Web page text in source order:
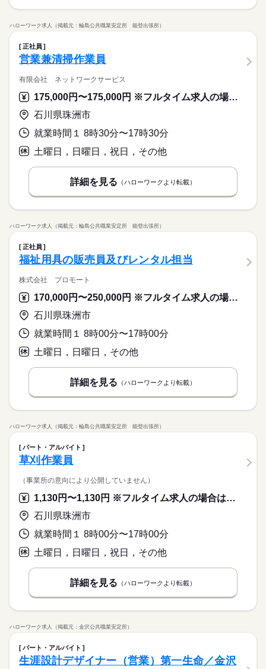
ハローワーク求人（掲載元：輪島公共職業安定所 能登出張所）
正社員
営業兼清掃作業員
有限会社 ネットワークサービス
175,000円〜175,000円 ※フルタイム求人の場合は月額（換算額）、パート求人の場合は時間額を表示しています。
石川県珠洲市
就業時間１ 8時30分〜17時30分
土曜日，日曜日，祝日，その他
詳細を見る （ハローワークより転載）
ハローワーク求人（掲載元：輪島公共職業安定所 能登出張所）
正社員
福祉用具の販売員及びレンタル担当
株式会社 プロモート
170,000円〜250,000円 ※フルタイム求人の場合は月額（換算額）、パート求人の場合は時間額を表示しています。
石川県珠洲市
就業時間１ 8時00分〜17時00分
土曜日，日曜日，その他
詳細を見る （ハローワークより転載）
ハローワーク求人（掲載元：輪島公共職業安定所 能登出張所）
パート・アルバイト
草刈作業員
（事業所の意向により公開していません）
1,130円〜1,130円 ※フルタイム求人の場合は月額（換算額）、パート求人の場合は時間額を表示しています。
石川県珠洲市
就業時間１ 8時00分〜17時00分
土曜日，日曜日，祝日，その他
詳細を見る （ハローワークより転載）
ハローワーク求人（掲載元：金沢公共職業安定所）
パート・アルバイト
生涯設計デザイナー（営業）第一生命／金沢